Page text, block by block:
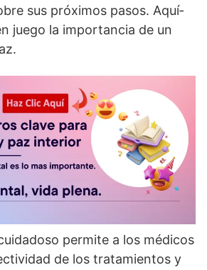
sus próximos pasos. Aquí­
juego la importancia de un
permite a los médicos
de los tratamientos y